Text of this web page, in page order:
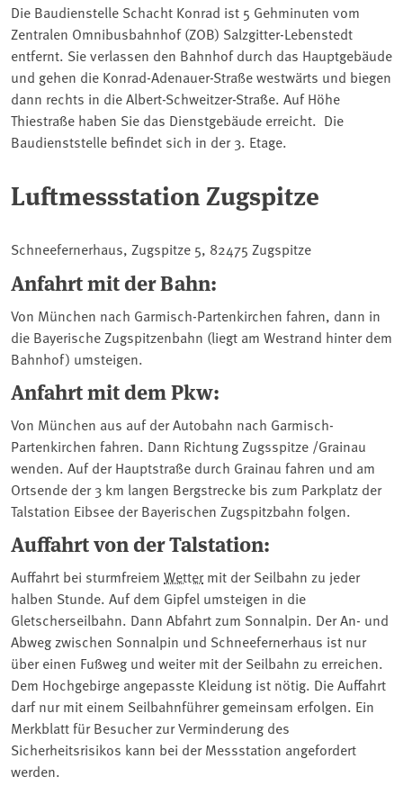
Die Baudienstelle Schacht Konrad ist 5 Gehminuten vom
Zentralen Omnibusbahnhof (ZOB) Salzgitter-Lebenstedt
entfernt. Sie verlassen den Bahnhof durch das Hauptgebäude
und gehen die Konrad-Adenauer-Straße westwärts und biegen
dann rechts in die Albert-Schweitzer-Straße. Auf Höhe
Thiestraße haben Sie das Dienstgebäude erreicht. Die
Baudienststelle befindet sich in der 3. Etage.
Luftmessstation Zugspitze
Schneefernerhaus, Zugspitze 5, 82475 Zugspitze
Anfahrt mit der Bahn:
Von München nach Garmisch-Partenkirchen fahren, dann in
die Bayerische Zugspitzenbahn (liegt am Westrand hinter dem
Bahnhof) umsteigen.
Anfahrt mit dem Pkw:
Von München aus auf der Autobahn nach Garmisch-
Partenkirchen fahren. Dann Richtung Zugsspitze /Grainau
wenden. Auf der Hauptstraße durch Grainau fahren und am
Ortsende der 3 km langen Bergstrecke bis zum Parkplatz der
Talstation Eibsee der Bayerischen Zugspitzbahn folgen.
Auffahrt von der Talstation:
Auffahrt bei sturmfreiem Wettermit der Seilbahn zu jeder
halben Stunde. Auf dem Gipfel umsteigen in die
Gletscherseilbahn. Dann Abfahrt zum Sonnalpin. Der An- und
Abweg zwischen Sonnalpin und Schneefernerhaus ist nur
über einen Fußweg und weiter mit der Seilbahn zu erreichen.
Dem Hochgebirge angepasste Kleidung ist nötig. Die Auffahrt
darf nur mit einem Seilbahnführer gemeinsam erfolgen. Ein
Merkblatt für Besucher zur Verminderung des
Sicherheitsrisikos kann bei der Messstation angefordert
werden.